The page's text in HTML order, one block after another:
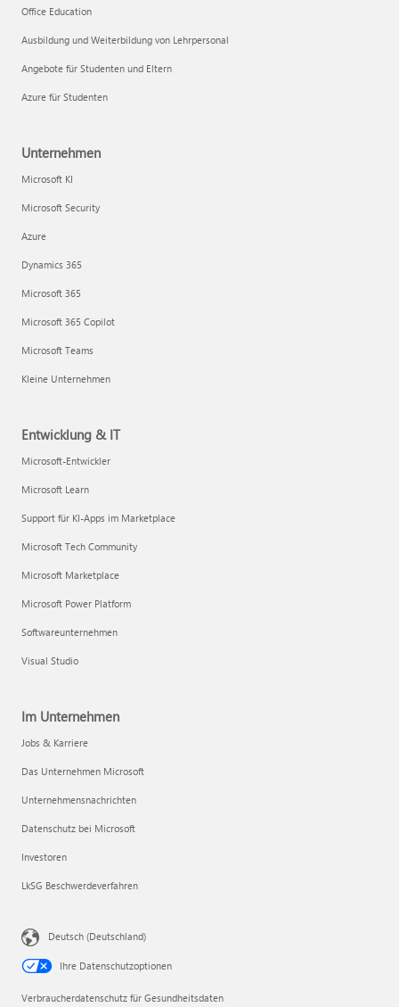
Office Education
Ausbildung und Weiterbildung von Lehrpersonal
Angebote für Studenten und Eltern
Azure für Studenten
Unternehmen
Microsoft KI
Microsoft Security
Azure
Dynamics 365
Microsoft 365
Microsoft 365 Copilot
Microsoft Teams
Kleine Unternehmen
Entwicklung & IT
Microsoft-Entwickler
Microsoft Learn
Support für KI-Apps im Marketplace
Microsoft Tech Community
Microsoft Marketplace
Microsoft Power Platform
Softwareunternehmen
Visual Studio
Im Unternehmen
Jobs & Karriere
Das Unternehmen Microsoft
Unternehmensnachrichten
Datenschutz bei Microsoft
Investoren
LkSG Beschwerdeverfahren
Deutsch (Deutschland)
Ihre Datenschutzoptionen
Verbraucherdatenschutz für Gesundheitsdaten